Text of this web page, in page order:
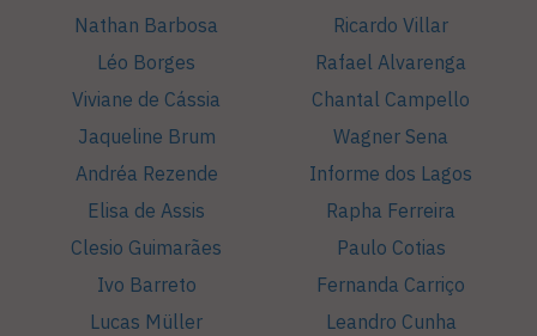
Nathan Barbosa
Léo Borges
Viviane de Cássia
Jaqueline Brum
Andréa Rezende
Elisa de Assis
Clesio Guimarães
Ivo Barreto
Lucas Müller
Ricardo Villar
Rafael Alvarenga
Chantal Campello
Wagner Sena
Informe dos Lagos
Rapha Ferreira
Paulo Cotias
Fernanda Carriço
Leandro Cunha